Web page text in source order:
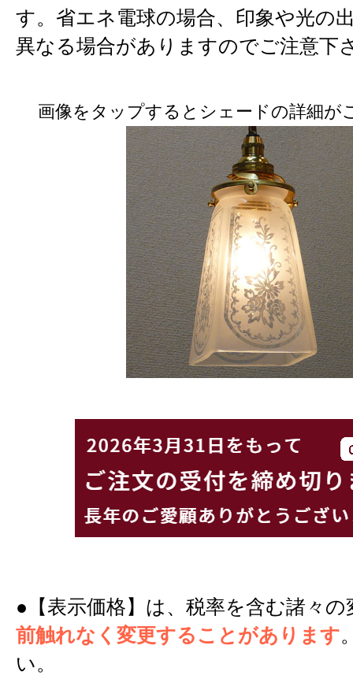
す。省エネ電球の場合、印象や光の
異なる場合がありますのでご注意下
画像をタップするとシェードの詳細が
●【表示価格】は、税率を含む諸々
前触れなく変更することがあります
い。